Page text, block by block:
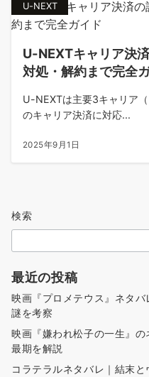
U-NEXT
U-NEXTキャリア決
対処・解約まで完全
U-NEXTは主要3キャリア（
のキャリア決済に対応...
2025年9月1日
検索
最近の投稿
映画『プロメテウス』ネタ
謎を考察
映画『嫌われ松子の一生』
最期を解説
コラテラルネタバレ｜結末